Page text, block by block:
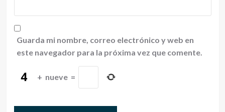
Guarda mi nombre, correo electrónico y web en
este navegador para la próxima vez que comente.
+ nueve =